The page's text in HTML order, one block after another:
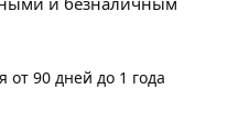
от 90 дней до 1 года